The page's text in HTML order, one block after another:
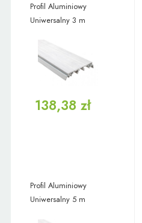
Profil Aluminiowy
Uniwersalny 3 m
138,38 zł
Profil Aluminiowy
Uniwersalny 5 m